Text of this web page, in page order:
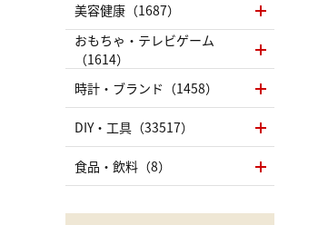
美容健康（1687）
おもちゃ・テレビゲーム
（1614）
時計・ブランド（1458）
DIY・工具（33517）
食品・飲料（8）